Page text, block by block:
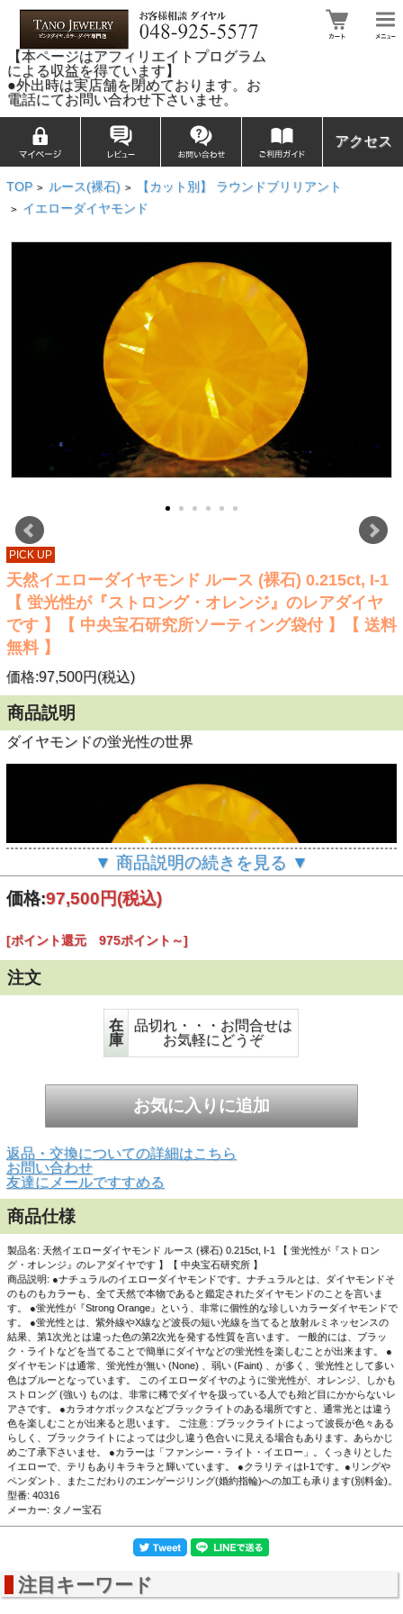
【本ページはアフィリエイトプログラム
による収益を得ています】
●外出時は実店舗を閉めております。お
電話にてお問い合わせ下さいませ。
アクセス
TOP > ルース(裸石) > 【カット別】 ラウンドブリリアント
> イエローダイヤモンド
PICK UP
天然イエローダイヤモンド ルース (裸石) 0.215ct, I-1
【 蛍光性が『ストロング・オレンジ』のレアダイヤ
です 】【 中央宝石研究所ソーティング袋付 】【 送料
無料 】
価格:97,500円(税込)
商品説明
ダイヤモンドの蛍光性の世界
▲蛍光性画像 黒い紙などの上に置いて、ブラックライトに
あて、部屋を暗くするとこのような鮮やかな蛍光性を示しま
▲正面画像 通常光で黒い背景で撮影しました。
▲正面画像 通常光で白い背景で撮影しました。
▼ 商品説明の続きを見る ▼
価格:97,500円(税込)
[ポイント還元 975ポイント～]
注文
在
庫
品切れ・・・お問合せは
お気軽にどうぞ
返品・交換についての詳細はこちら
お問い合わせ
友達にメールですすめる
商品仕様
製品名: 天然イエローダイヤモンド ルース (裸石) 0.215ct, I-1 【 蛍光性が『ストロン
グ・オレンジ』のレアダイヤです 】【 中央宝石研究所 】
商品説明: ●ナチュラルのイエローダイヤモンドです。ナチュラルとは、ダイヤモンドそ
のものもカラーも、全て天然で本物であると鑑定されたダイヤモンドのことを言いま
す。 ●蛍光性が『Strong Orange』という、非常に個性的な珍しいカラーダイヤモンドで
す。 ●蛍光性とは、紫外線やX線など波長の短い光線を当てると放射ルミネッセンスの
結果、第1次光とは違った色の第2次光を発する性質を言います。 一般的には、ブラッ
ク・ライトなどを当てることで簡単にダイヤなどの蛍光性を楽しむことが出来ます。 ●
ダイヤモンドは通常、蛍光性が無い (None) 、弱い (Faint) 、が多く、蛍光性として多い
色はブルーとなっています。 このイエローダイヤのように蛍光性が、オレンジ、しかも
ストロング (強い) ものは、非常に稀でダイヤを扱っている人でも殆ど目にかからないレ
アさです。 ●カラオケボックスなどブラックライトのある場所ですと、通常光とは違う
色を楽しむことが出来ると思います。 ご注意 : ブラックライトによって波長が色々ある
らしく、ブラックライトによっては少し違う色合いに見える場合もあります。あらかじ
めご了承下さいませ。 ●カラーは「ファンシー・ライト・イエロー」。くっきりとした
イエローで、テリもありキラキラと輝いています。 ●クラリティはI-1です。●リングや
ペンダント、またこだわりのエンゲージリング(婚約指輪)への加工も承ります(別料金)。
型番: 40316
メーカー: タノー宝石
注目キーワード